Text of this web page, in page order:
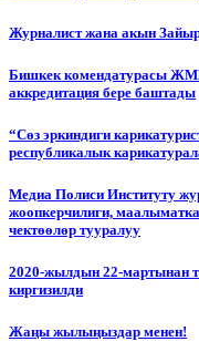
Журналист жана акын
Бишкек комендатурасы
аккредитация бере баштады
“Сөз эркиндиги
республикалык
Медиа Полиси Институту
жоопкерчилиги,
чектөөлөр тууралуу
2020-жылдын 22-мартынан
киргизилди
Жаңы жылыңыздар менен!